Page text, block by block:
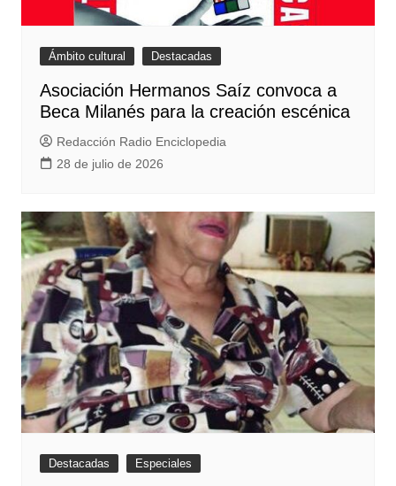
Ámbito cultural Destacadas
Asociación Hermanos Saíz convoca a
Beca Milanés para la creación escénica
Redacción Radio Enciclopedia
28 de julio de 2026
Destacadas Especiales